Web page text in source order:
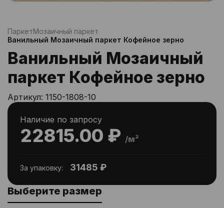
ПаркетМозаичный паркет
Ванильный Мозаичный паркет Кофейное зерно
Ванильный Мозаичный
паркет Кофейное зерно
Артикул: 1150-1808-10
22815.00 ₽ /м²
Наличие по запросу
За упаковку: 31485 ₽
Выберите размер